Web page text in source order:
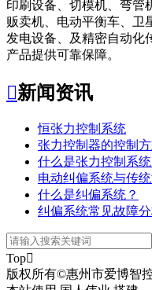
印刷设备、切模机、弯管
贩卖机、电动平衡车、卫
发电设备、及精密自动化
产品提供可靠保障。
新闻资讯
恒张力控制系统
张力控制器的控制
什么是张力控制系统
电动纠偏系统与传
什么是纠偏系统？
纠偏系统常见故障
Top
版权所有©惠州市爱博智